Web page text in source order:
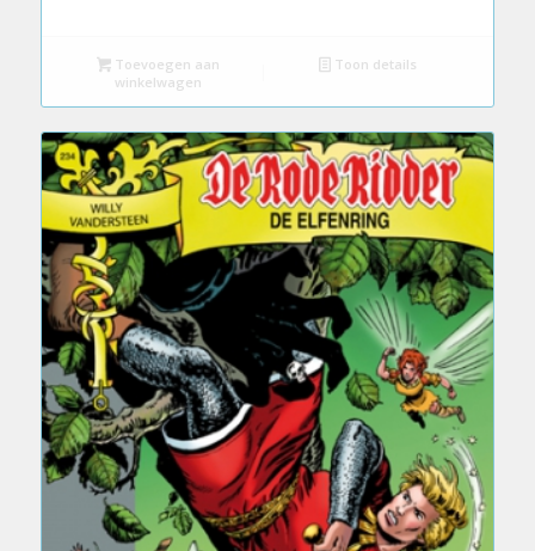
Toevoegen aan
winkelwagen
Toon details